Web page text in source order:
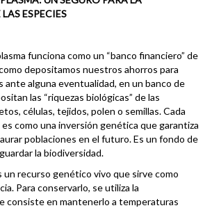
ESPECIES
funciona como un “banco financiero” de
depositamos nuestros ahorros para
ante alguna eventualidad, en un banco de
las “riquezas biológicas” de las
células, tejidos, polen o semillas. Cada
como una inversión genética que garantiza
poblaciones en el futuro. Es un fondo de
la biodiversidad.
recurso genético vivo que sirve como
Para conservarlo, se utiliza la
consiste en mantenerlo a temperaturas